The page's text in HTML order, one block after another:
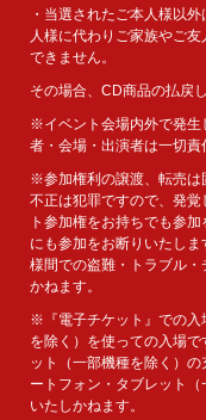
・当選されたご本人様以
人様に代わりご家族やご
できません。
その場合、CD商品の払戻
※イベント会場内外で発生
者・会場・出演者は一切責
※参加権利の譲渡、転売は
不正は犯罪ですので、発
ト参加権をお持ちでも参
にも参加をお断りいたし
様間での盗難・トラブル
かねます。
※『電子チケット』での入
を除く）を使っての入場
ット（一部機種を除く）
ートフォン・タブレット
いたしかねます。